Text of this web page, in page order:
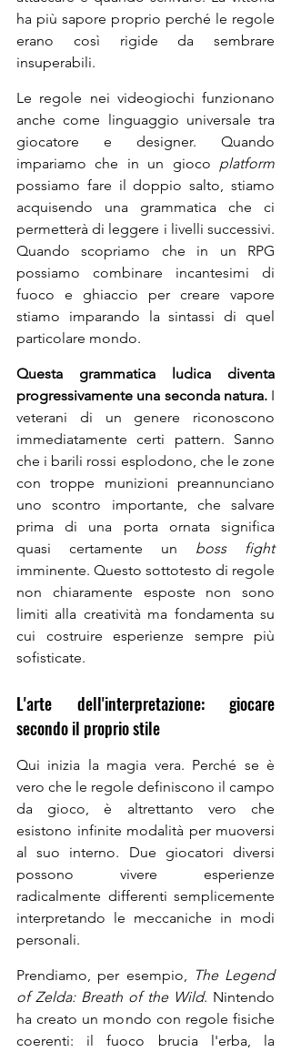
ha più sapore proprio perché le regole
erano così rigide da sembrare
insuperabili.
Le regole nei videogiochi funzionano
anche come linguaggio universale tra
giocatore e designer. Quando
impariamo che in un gioco platform
possiamo fare il doppio salto, stiamo
acquisendo una grammatica che ci
permetterà di leggere i livelli successivi.
Quando scopriamo che in un RPG
possiamo combinare incantesimi di
fuoco e ghiaccio per creare vapore
stiamo imparando la sintassi di quel
particolare mondo.
Questa grammatica ludica diventa
progressivamente una seconda natura. I
veterani di un genere riconoscono
immediatamente certi pattern. Sanno
che i barili rossi esplodono, che le zone
con troppe munizioni preannunciano
uno scontro importante, che salvare
prima di una porta ornata significa
quasi certamente un boss fight
imminente. Questo sottotesto di regole
non chiaramente esposte non sono
limiti alla creatività ma fondamenta su
cui costruire esperienze sempre più
sofisticate.
L'arte dell'interpretazione: giocare
secondo il proprio stile
Qui inizia la magia vera. Perché se è
vero che le regole definiscono il campo
da gioco, è altrettanto vero che
esistono infinite modalità per muoversi
al suo interno. Due giocatori diversi
possono vivere esperienze
radicalmente differenti semplicemente
interpretando le meccaniche in modi
personali.
Prendiamo, per esempio,
The Legend
of Zelda: Breath of the Wild. Nintendo
ha creato un mondo con regole fisiche
coerenti: il fuoco brucia l'erba, la